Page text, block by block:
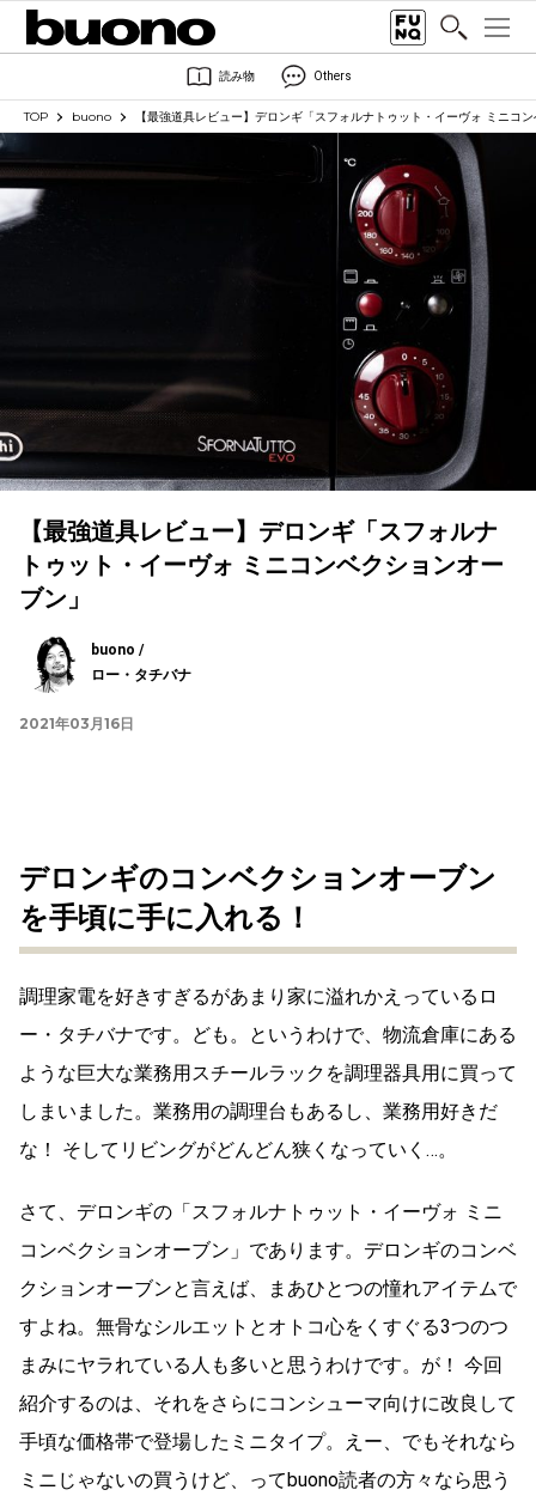
読み物 Others
TOP buono 【最強道具レビュー】デロンギ「スフォルナトゥット・イーヴォ ミニコ
【最強道具レビュー】デロンギ「スフォルナ
トゥット・イーヴォ ミニコンベクションオー
ブン」
buono /
ロー・タチバナ
2021年03月16日
デロンギのコンベクションオーブン
を手頃に手に入れる！
調理家電を好きすぎるがあまり家に溢れかえっているロ
ー・タチバナです。ども。というわけで、物流倉庫にある
ような巨大な業務用スチールラックを調理器具用に買って
しまいました。業務用の調理台もあるし、業務用好きだ
な！ そしてリビングがどんどん狭くなっていく…。
さて、デロンギの「スフォルナトゥット・イーヴォ ミニ
コンベクションオーブン」であります。デロンギのコンベ
クションオーブンと言えば、まあひとつの憧れアイテムで
すよね。無骨なシルエットとオトコ心をくすぐる3つのつ
まみにヤラれている人も多いと思うわけです。が！ 今回
紹介するのは、それをさらにコンシューマ向けに改良して
手頃な価格帯で登場したミニタイプ。えー、でもそれなら
ミニじゃないの買うけど、ってbuono読者の方々なら思う